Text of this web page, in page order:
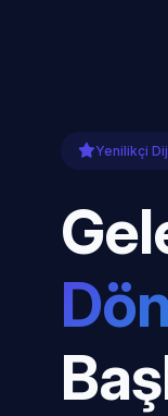
Yenilikçi